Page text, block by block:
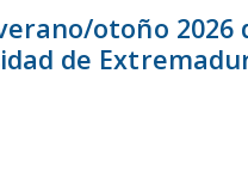
otoño 2026
de